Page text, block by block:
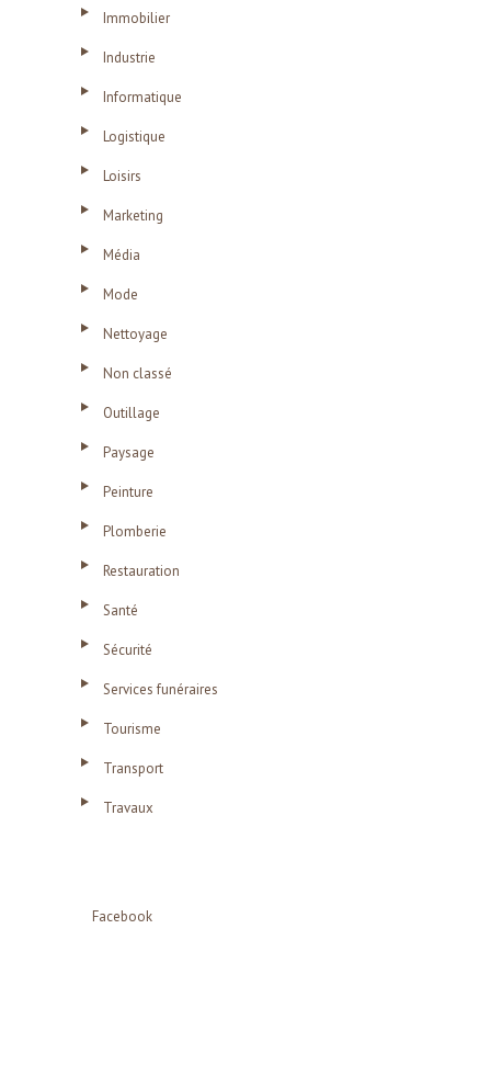
Immobilier
Industrie
Informatique
Logistique
Loisirs
Marketing
Média
Mode
Nettoyage
Non classé
Outillage
Paysage
Peinture
Plomberie
Restauration
Santé
Sécurité
Services funéraires
Tourisme
Transport
Travaux
Facebook